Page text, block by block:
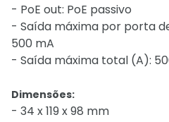
- PoE out: PoE passivo
- Saída máxima por porta
500 mA
- Saída máxima total (A):
Dimensões:
- 34 x 119 x 98 mm